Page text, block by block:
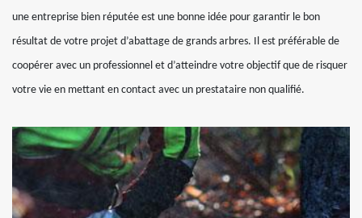
une entreprise bien réputée est une bonne idée pour garantir le bon
résultat de votre projet d’abattage de grands arbres. Il est préférable de
coopérer avec un professionnel et d’atteindre votre objectif que de risquer
votre vie en mettant en contact avec un prestataire non qualifié.